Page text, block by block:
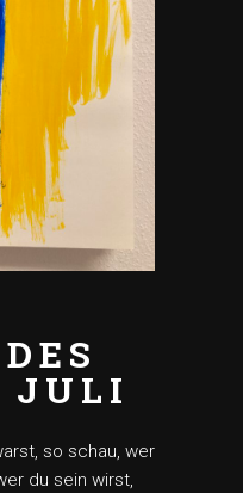
JULI
so schau, wer
du sein wirst,